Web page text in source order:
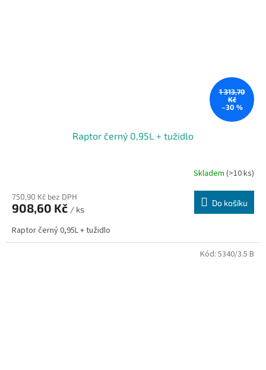
1 313,70
Kč
–30 %
Raptor černý 0,95L + tužidlo
Skladem (>10 ks)
750,90 Kč bez DPH
908,60 Kč / ks
Do košíku
Raptor černý 0,95L + tužidlo
Kód: 5340/3.5 B